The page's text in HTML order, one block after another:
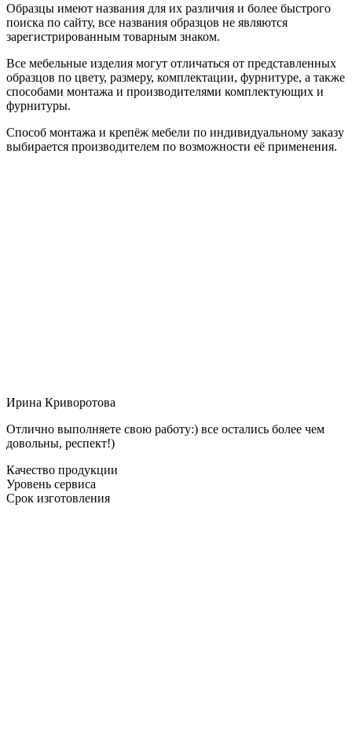
Образцы имеют названия для их различия и более быстрого
поиска по сайту, все названия образцов не являются
зарегистрированным товарным знаком.
Все мебельные изделия могут отличаться от представленных
образцов по цвету, размеру, комплектации, фурнитуре, а также
способами монтажа и производителями комплектующих и
фурнитуры.
Способ монтажа и крепёж мебели по индивидуальному заказу
выбирается производителем по возможности её применения.
Ирина Криворотова
Отлично выполняете свою работу:) все остались более чем
довольны, респект!)
Качество продукции
Уровень сервиса
Срок изготовления